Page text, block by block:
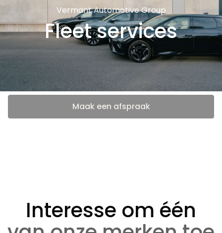
Vermant Automotive Group
Fleet services
Maak een afspraak
Interesse om één